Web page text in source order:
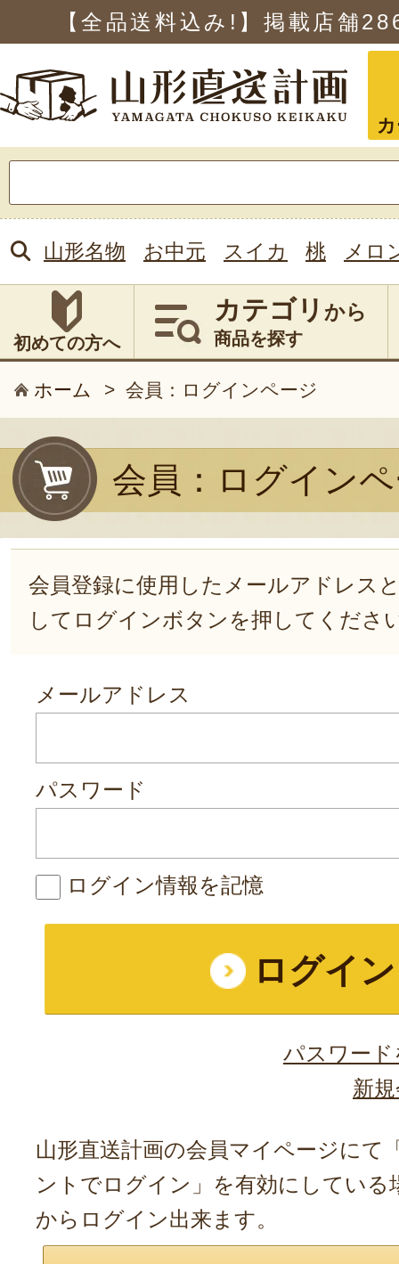
【全品送料込み!】掲載店舗
索:
山形名物 お中元 スイカ 桃 メロ
初めての方へ
カテゴリ から
商品を探す
ホーム > 会員：ログインページ
会員：ログイン
会員登録に使用したメールアドレス
してログインボタンを押してくださ
メールアドレス
パスワード
ログイン情報を記憶
パスワー
新
山形直送計画の会員マイページにて
ントでログイン」を有効にしている
からログイン出来ます。